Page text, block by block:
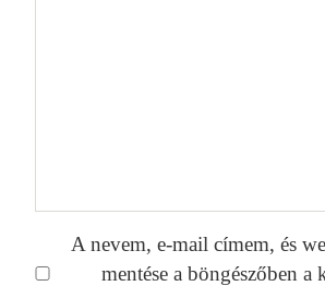
A nevem, e-mail címem, és
mentése a böngészőben a